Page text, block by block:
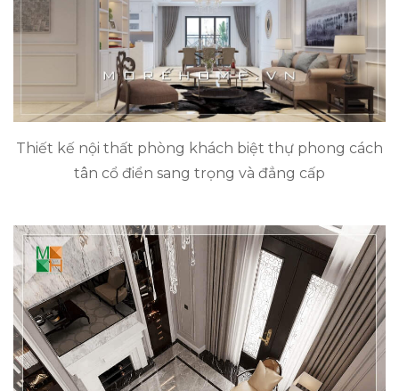
Thiết kế nội thất phòng khách biệt thự phong cách
tân cổ điển sang trọng và đẳng cấp